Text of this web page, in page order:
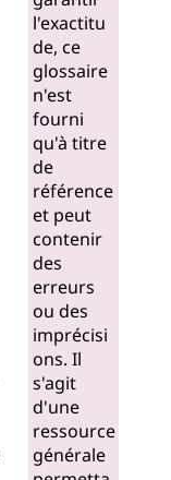
l'exactitu
de, ce
glossaire
n'est
fourni
qu'à titre
de
référence
et peut
contenir
des
erreurs
ou des
imprécisi
ons. Il
s'agit
d'une
ressource
générale